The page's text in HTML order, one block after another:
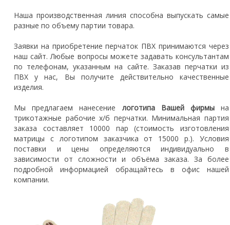
Наша производственная линия способна выпускать самые
разные по объему партии товара.
Заявки на приобретение перчаток ПВХ принимаются через
наш сайт. Любые вопросы можете задавать консультантам
по телефонам, указанным на сайте. Заказав перчатки из
ПВХ у нас, Вы получите действительно качественные
изделия.
Мы предлагаем нанесение логотипа Вашей фирмына
трикотажные рабочие х/б перчатки. Минимальная партия
заказа составляет 10000 пар (стоимость изготовления
матрицы с логотипом заказчика от 15000 р.). Условия
поставки и цены определяются индивидуально в
зависимости от сложности и объёма заказа. За более
подробной информацией обращайтесь в офис нашей
компании.